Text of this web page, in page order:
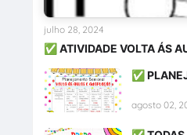
✅ ATIVIDADE VOLTA ÁS
julho 28, 2024
✅
agosto 02,